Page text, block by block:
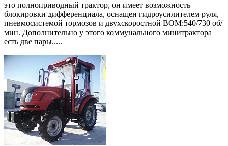
это полноприводный трактор, он имеет возможность
блокировки дифференциала, оснащен гидроусилителем руля,
пневмосистемой тормозов и двухскоростной ВОМ:540/730 об/
мин. Дополнительно у этого коммунального минитрактора
есть две пары.....